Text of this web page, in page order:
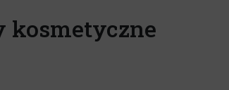
kosmetyczne